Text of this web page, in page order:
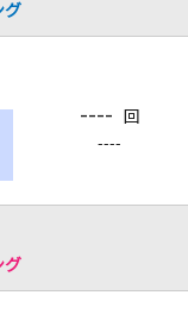
グ
---- 回
----
グ